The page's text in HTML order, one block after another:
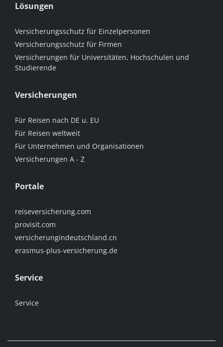
Lösungen
Versicherungsschutz für Einzelpersonen
Versicherungsschutz für Firmen
Versicherungen für Universitäten, Hochschulen und
Studierende
Versicherungen
Für Reisen nach DE u. EU
Für Reisen weltweit
Für Unternehmen und Organisationen
Versicherungen A - Z
Portale
reiseversicherung.com
provisit.com
versicherungindeutschland.cn
erasmus-plus-versicherung.de
Service
Service